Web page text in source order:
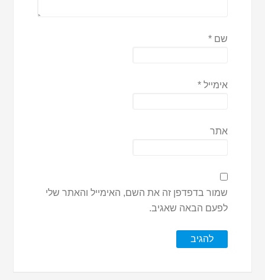
שם*
אימייל*
אתר
שמור בדפדפן זה את השם, האימייל והאתר שלי
לפעם הבאה שאגיב.